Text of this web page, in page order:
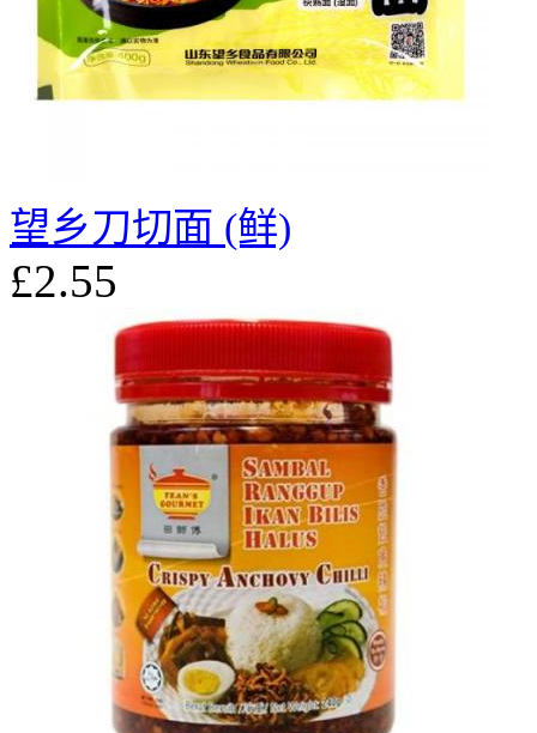
望乡刀切面 (鲜)
£2.55